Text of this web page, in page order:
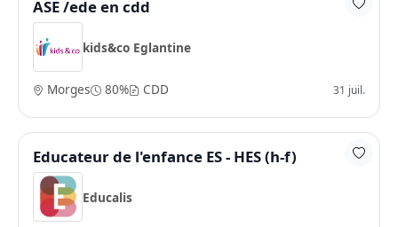
ASE /ede en cdd
kids&co Eglantine
Morges 80% CDD 31 juil.
Educateur de l'enfance ES - HES (h-f)
Educalis